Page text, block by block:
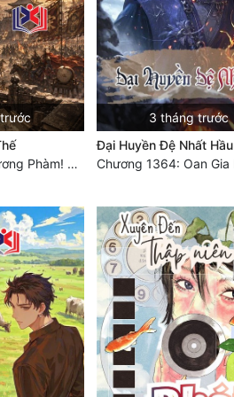
Chương 1027: Dương Phàm! Viễn Hàng!
3 tháng trước
Đại Huyền Đệ Nhất Hầu